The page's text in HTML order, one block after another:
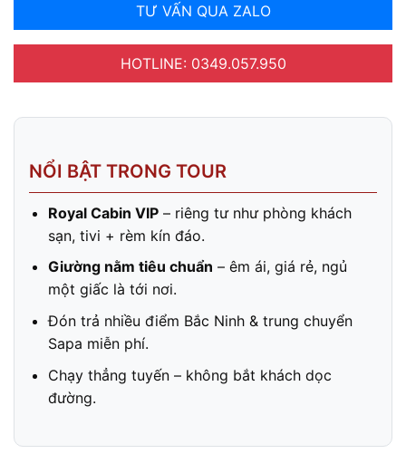
TƯ VẤN QUA ZALO
HOTLINE: 0349.057.950
NỔI BẬT TRONG TOUR
Royal Cabin VIP– riêng tư như phòng khách
sạn, tivi + rèm kín đáo.
Giường nằm tiêu chuẩn – êm ái, giá rẻ, ngủ
một giấc là tới nơi.
Đón trả nhiều điểm Bắc Ninh & trung chuyển
Sapa miễn phí.
Chạy thẳng tuyến – không bắt khách dọc
đường.